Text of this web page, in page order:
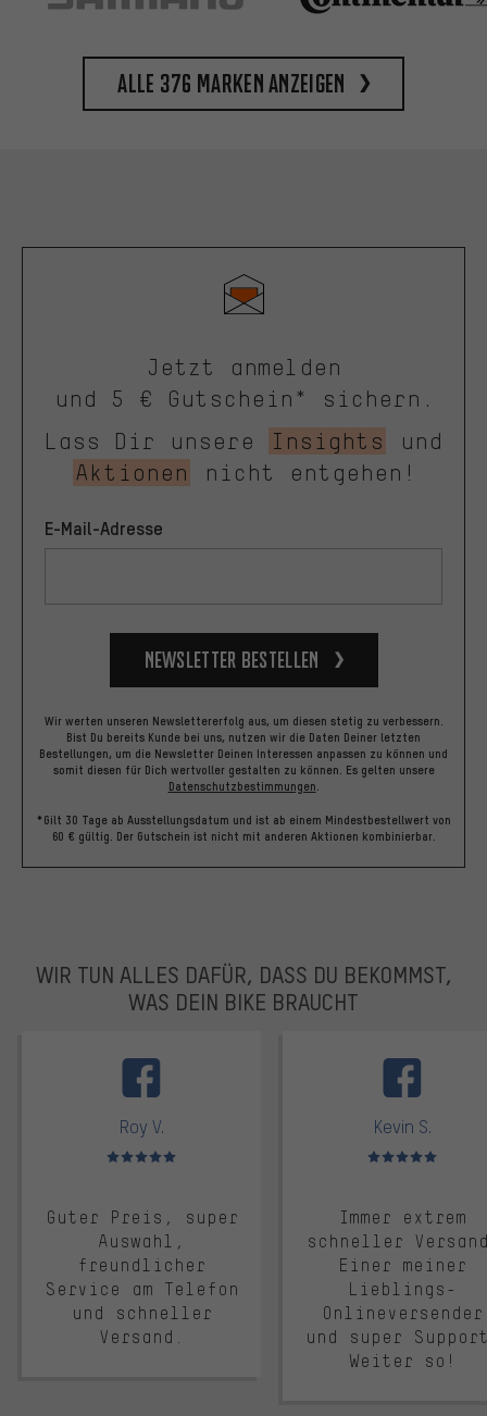
Alle 376 Marken anzeigen
Jetzt anmelden
und 5 € Gutschein* sichern.
Lass Dir unsere
Insights
und
Aktionen
nicht entgehen!
E-Mail-Adresse
Newsletter bestellen
Wir werten unseren Newslettererfolg aus, um diesen stetig zu verbessern.
Bist Du bereits Kunde bei uns, nutzen wir die Daten Deiner letzten
Bestellungen, um die Newsletter Deinen Interessen anpassen zu können und
somit diesen für Dich wertvoller gestalten zu können. Es gelten unsere
Datenschutzbestimmungen.
*Gilt 30 Tage ab Ausstellungsdatum und ist ab einem Mindestbestellwert von
60 € gültig. Der Gutschein ist nicht mit anderen Aktionen kombinierbar.
WIR TUN ALLES DAFÜR, DASS DU BEKOMMST,
WAS DEIN BIKE BRAUCHT
Roy V.
Bewertungen: 5 von 5
Guter Preis, super
Auswahl,
freundlicher
Service am Telefon
und schneller
Versand.
Kevin S.
Bewertungen: 5 von 5
Immer extrem
schneller
Einer meiner
Lieblings-
Onlineversender
und super
Weiter so!